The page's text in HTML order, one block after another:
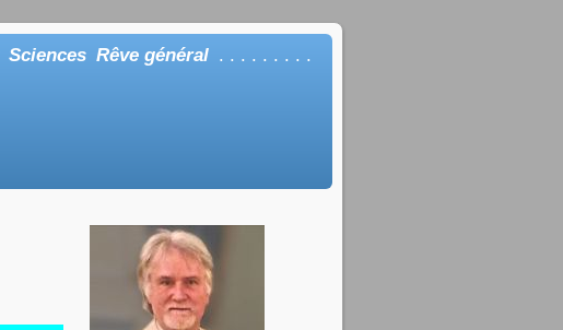
Sciences Rêve général . . . . . . . . .